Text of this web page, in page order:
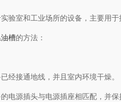
室和工业场所的设备，主要用于
槽的方法：
接通地线，并且室内环境干燥。
源插头与电源插座相匹配，并保